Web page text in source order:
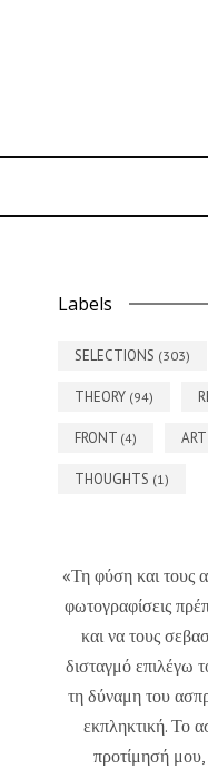
Labels
SELECTIONS (303)
THEORY (94)
FRONT (4) ART
THOUGHTS (1)
«Τη φύση και τους
φωτογραφίσεις
και να τους
δισταγμό επιλέγω
τη δύναμη του
εκπληκτική. Το
προτίμησή